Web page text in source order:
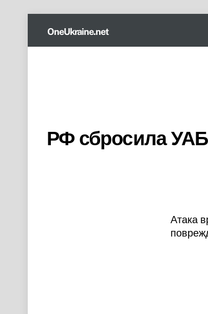
content
OneUkraine.net
РФ сбросила
Атака